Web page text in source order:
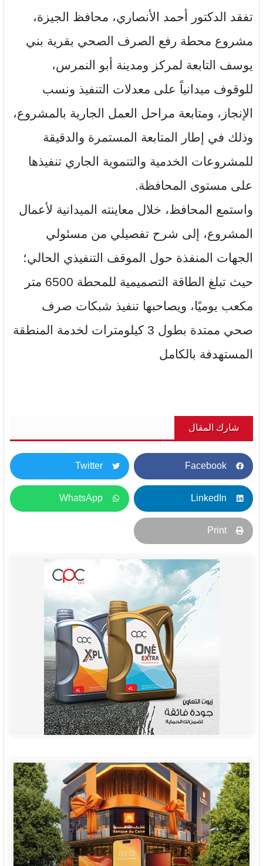
​تفقد الدكتور أحمد الأنصاري، محافظ الجيزة،
مشروع محطة رفع الصرف الصحي بقرية بني
يوسف التابعة لمركز ومدينة أبو النمرس،
للوقوف ميدانياً على معدلات التنفيذ ونسب
الإنجاز، ومتابعة مراحل العمل الجارية بالمشروع،
وذلك في إطار المتابعة المستمرة والدقيقة
للمشروعات الخدمية والتنموية الجاري تنفيذها
على مستوى المحافظة.
​واستمع المحافظ، خلال معاينته الميدانية لأعمال
المشروع، إلى شرح تفصيلي من مسئولي
الجهات المنفذة حول الموقف التنفيذي الحالي؛
حيث تبلغ الطاقة التصميمية للمحطة 6500 متر
مكعب يوميًا، ويصاحبها تنفيذ شبكات صرف
صحي ممتدة بطول 3 كيلومترات لخدمة المنطقة
المستهدفة بالكامل
شارك المقال
Facebook
Twitter
LinkedIn
WhatsApp
Print